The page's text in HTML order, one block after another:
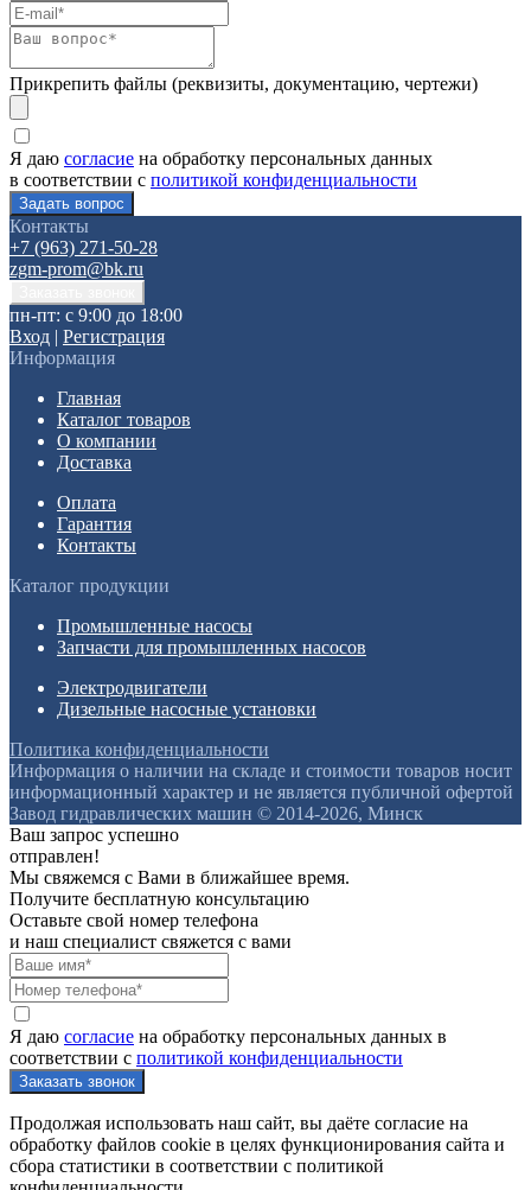
Прикрепить файлы (реквизиты, документацию, чертежи)
Я даю согласие на обработку персональных данных
в соответствии с политикой конфиденциальности
Контакты
+7 (963) 271-50-28
zgm-prom@bk.ru
пн-пт: с 9:00 до 18:00
Вход | Регистрация
Информация
Главная
Каталог товаров
О компании
Доставка
Оплата
Гарантия
Контакты
Каталог продукции
Промышленные насосы
Запчасти для промышленных насосов
Электродвигатели
Дизельные насосные установки
Политика конфиденциальности
Информация о наличии на складе и стоимости товаров носит
информационный характер и не является публичной офертой
Завод гидравлических машин © 2014-2026, Минск
Ваш запрос успешно
отправлен!
Мы свяжемся с Вами в ближайшее время.
Получите бесплатную консультацию
Оставьте свой номер телефона
и наш специалист свяжется с вами
Я даю согласие на обработку персональных данных в
соответствии с политикой конфиденциальности
Продолжая использовать наш сайт, вы даёте согласие на
обработку файлов cookie в целях функционирования сайта и
сбора статистики в соответствии с политикой